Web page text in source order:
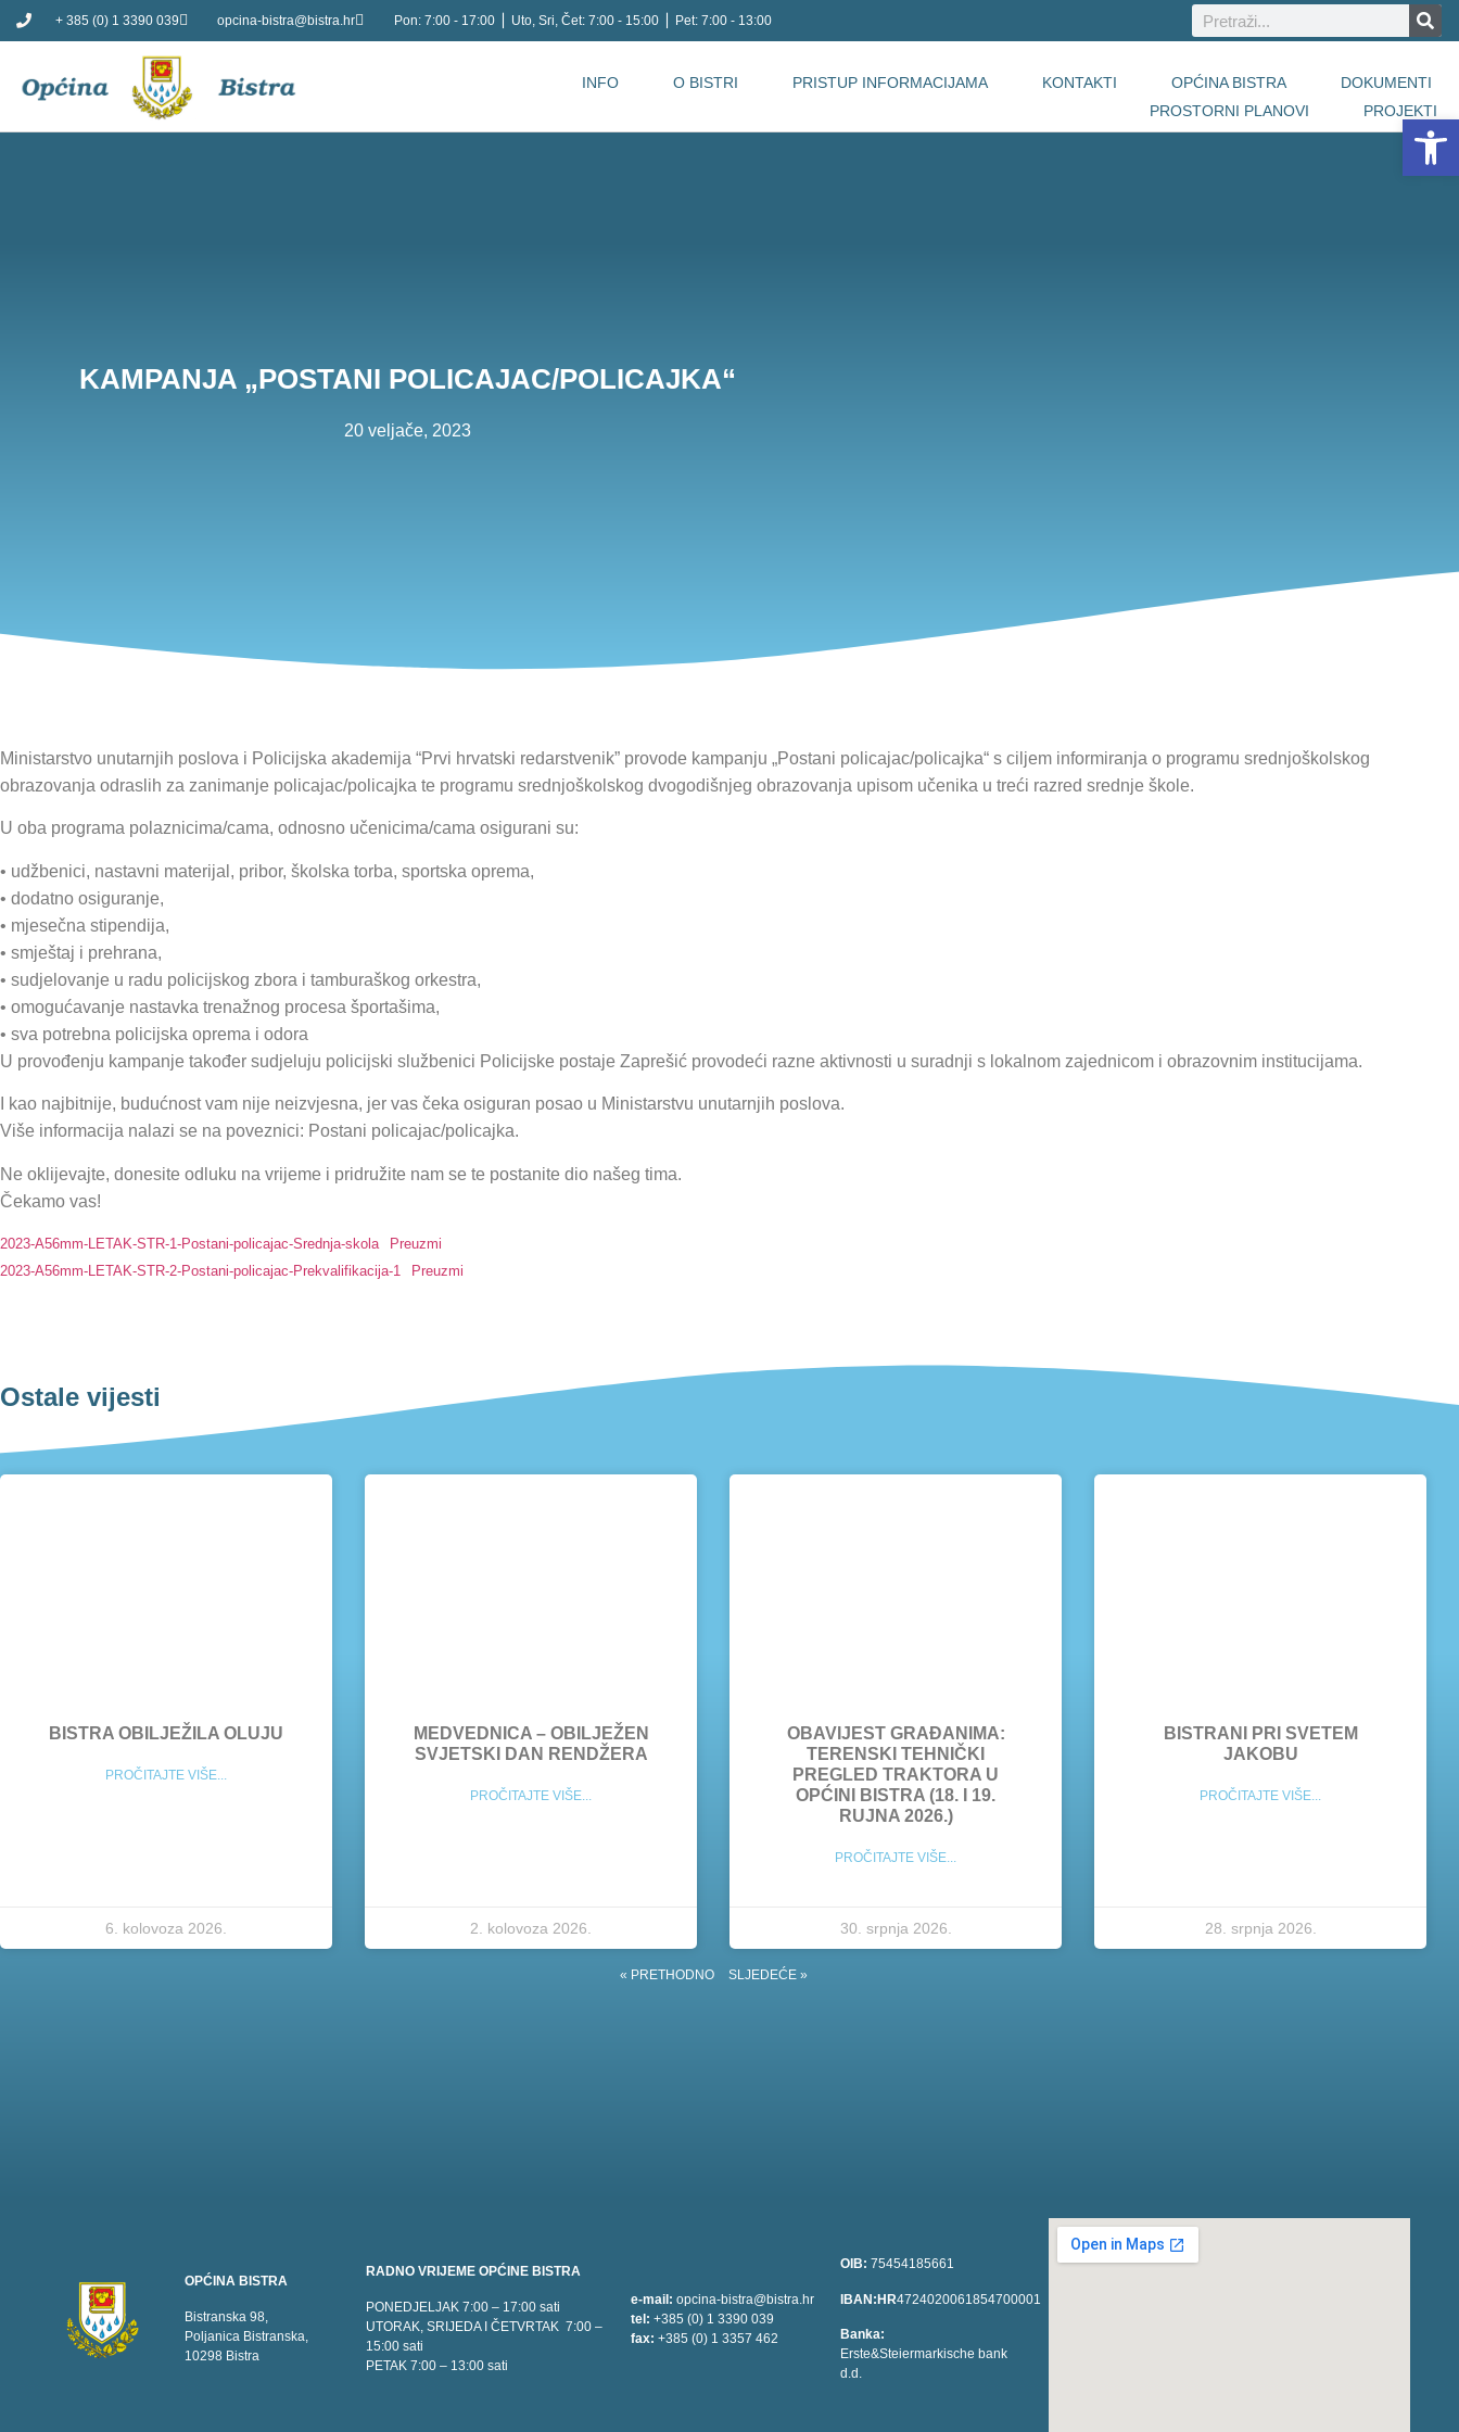
+ 385 (0) 1 3390 039 opcina-bistra@bistra.hr Pon: 7:00 - 17:00 ⎪ Uto, Sri, Čet: 7:00 - 15:00 ⎪ Pet: 7:00 - 13:00
INFO O BISTRI PRISTUP INFORMACIJAMA KONTAKTI OPĆINA BISTRA
DOKUMENTI
PROSTORNI PLANOVI
PROJEKTI
KAMPANJA „POSTANI POLICAJAC/POLICAJKA“
20 veljače, 2023
Ministarstvo unutarnjih poslova i Policijska akademija “Prvi hrvatski redarstvenik” provode kampanju „Postani policajac/policajka“ s ciljem informiranja o programu srednjoškolskog
obrazovanja odraslih za zanimanje policajac/policajka te programu srednjoškolskog dvogodišnjeg obrazovanja upisom učenika u treći razred srednje škole.
U oba programa polaznicima/cama, odnosno učenicima/cama osigurani su:
• udžbenici, nastavni materijal, pribor, školska torba, sportska oprema,
• dodatno osiguranje,
• mjesečna stipendija,
• smještaj i prehrana,
• sudjelovanje u radu policijskog zbora i tamburaškog orkestra,
• omogućavanje nastavka trenažnog procesa športašima,
• sva potrebna policijska oprema i odora
U provođenju kampanje također sudjeluju policijski službenici Policijske postaje Zaprešić provodeći razne aktivnosti u suradnji s lokalnom zajednicom i obrazovnim institucijama.
I kao najbitnije, budućnost vam nije neizvjesna, jer vas čeka osiguran posao u Ministarstvu unutarnjih poslova.
Više informacija nalazi se na poveznici: Postani policajac/policajka.
Ne oklijevajte, donesite odluku na vrijeme i pridružite nam se te postanite dio našeg tima.
Čekamo vas!
2023-A56mm-LETAK-STR-1-Postani-policajac-Srednja-skola
Preuzmi
2023-A56mm-LETAK-STR-2-Postani-policajac-Prekvalifikacija-1
Preuzmi
Ostale vijesti
BISTRA OBILJEŽILA OLUJU
PROČITAJTE VIŠE...
6. kolovoza 2026.
MEDVEDNICA – OBILJEŽEN
SVJETSKI DAN RENDŽERA
PROČITAJTE VIŠE...
2. kolovoza 2026.
OBAVIJEST GRAĐANIMA:
TERENSKI TEHNIČKI
PREGLED TRAKTORA U
OPĆINI BISTRA (18. I 19.
RUJNA 2026.)
PROČITAJTE VIŠE...
30. srpnja 2026.
BISTRANI PRI SVETEM
JAKOBU
PROČITAJTE VIŠE...
28. srpnja 2026.
« PRETHODNO SLJEDEĆE »
OPĆINA BISTRA
Bistranska 98,
Poljanica Bistranska,
10298 Bistra
RADNO VRIJEME OPĆINE BISTRA
PONEDJELJAK 7:00 – 17:00 sati
UTORAK, SRIJEDA I ČETVRTAK 7:00 –
15:00 sati
PETAK 7:00 – 13:00 sati
e-mail: opcina-bistra@bistra.hr
tel: +385 (0) 1 3390 039
fax: +385 (0) 1 3357 462
OIB: 75454185661
IBAN:HR4724020061854700001
Banka:
Erste&Steiermarkische bank
d.d.